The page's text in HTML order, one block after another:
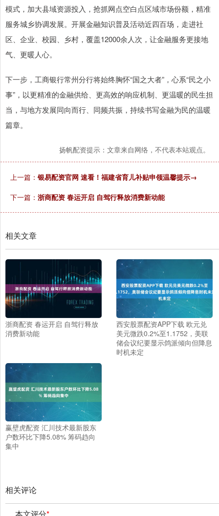
模式，加大县域资源投入，抢抓网点空白点区域市场份额，精准
服务城乡协调发展。开展金融知识普及活动近四百场，走进社
区、企业、校园、乡村，覆盖12000余人次，让金融服务更接地
气、更暖人心。
下一步，工商银行常州分行将始终胸怀“国之大者”，心系“民之小
事”，以更精准的金融供给、更高效的响应机制、更温暖的民生担
当，与地方发展同向而行、同频共振，持续书写金融为民的温暖
篇章。
扬帆配资提示：文章来自网络，不代表本站观点。
上一篇： 银易配资官网 速看！福建省育儿补贴申领温馨提示→
下一篇： 浙商配资 春运开启 自驾行释放消费新动能
相关文章
浙商配资 春运开启 自驾行释放
消费新动能
西安股票配资APP下载 欧元兑
美元微跌0.2%至1.1752，美联
储会议纪要显示鸽派倾向但降息
时机未定
赢壁虎配资 汇川技术最新股东
户数环比下降5.08% 筹码趋向
集中
相关评论